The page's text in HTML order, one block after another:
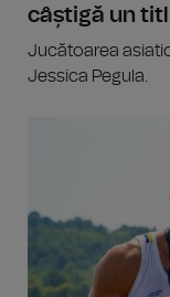
câștigă un
Jucătoarea
Jessica Pegula.